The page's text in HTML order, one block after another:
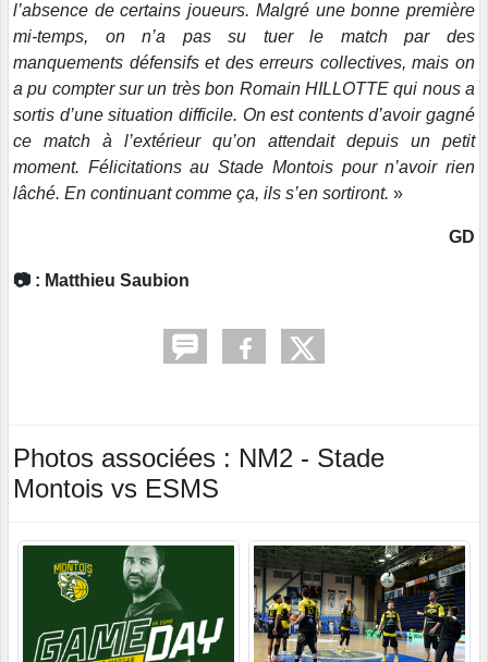
l’absence de certains joueurs. Malgré une bonne première
mi-temps, on n’a pas su tuer le match par des
manquements défensifs et des erreurs collectives, mais on
a pu compter sur un très bon Romain HILLOTTE qui nous a
sortis d’une situation difficile. On est contents d’avoir gagné
ce match à l’extérieur qu’on attendait depuis un petit
moment. Félicitations au Stade Montois pour n’avoir rien
lâché. En continuant comme ça, ils s’en sortiront. »
GD
📷 : Matthieu Saubion​
Photos associées : NM2 - Stade
Montois vs ESMS